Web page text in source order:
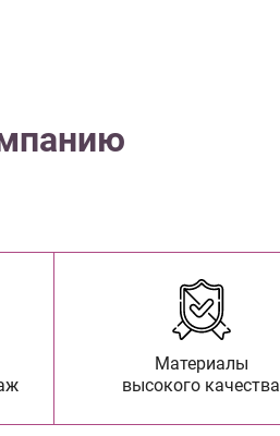
Материалы
высокого качества